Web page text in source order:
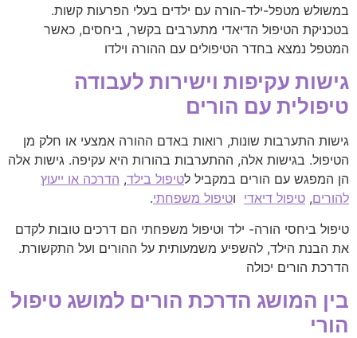
במשולש מטפל-ילד-הורה עם ילדים בעלי הפרעות קשות.
בטכניקת הטיפול הדיאדי מתערבים בקשר, ביחסים, כאשר
המטפל נמצא בחדר הטיפולים עם ההורה וילדו
גישות עקיפות וישירות לעבודה
טיפולית עם הורים
גישות התערבות שונות, רואות באדם ההורה אמצעי או חלק מן
הטיפול. בגישות אלה, ההתערבות בהורות היא עקיפה. גישות אלה
הן המפגש עם הורים במקביל לטיפול בילד, הדרכה או ייעוץ
להורים, טיפול דיאדי וטיפול משפחתי.
טיפול ביחסי הורה- ילד וטיפול משפחתי הם דרכים טובות לקדם
את הבנת הילד, להשפיע משמעותית על ההורים ועל התקשורת.
הדרכת הורים יכולה
בין המושג הדרכת הורים למושג טיפול
הורי